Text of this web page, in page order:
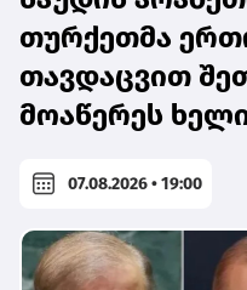
თურქეთმა
თავდაცვით
მოაწერეს
07.08.2026 • 19:00